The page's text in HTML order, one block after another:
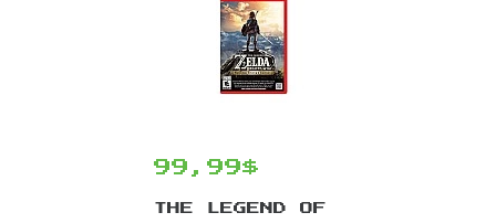
99,99$
THE LEGEND OF